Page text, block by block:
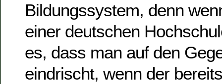
Bildungssystem, denn
einer deutschen
es, dass man auf den
eindrischt, wenn der